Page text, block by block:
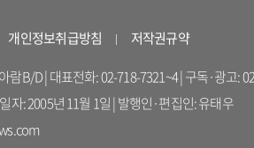
개인정보취급방침
저작권규약
B/D | 대표전화: 02-718-7321~4 | 구독·광고:
자: 2005년 11월 1일 | 발행인·편집인: 유태우